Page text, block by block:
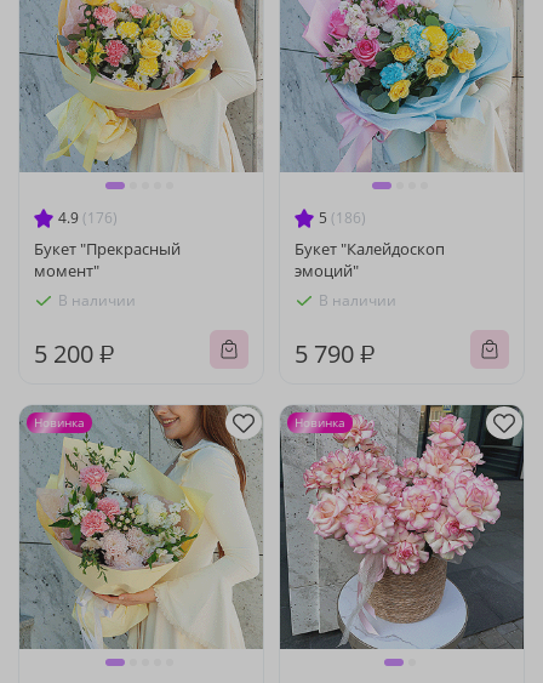
4.9 (176)
Букет "Прекрасный
момент"
В наличии
5 200 ₽
5 (186)
Букет "Калейдоскоп
эмоций"
В наличии
5 790 ₽
Новинка Новинка